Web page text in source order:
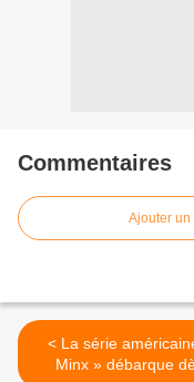
Commentaires
Ajouter un
< La série américaine «
Minx » débarque